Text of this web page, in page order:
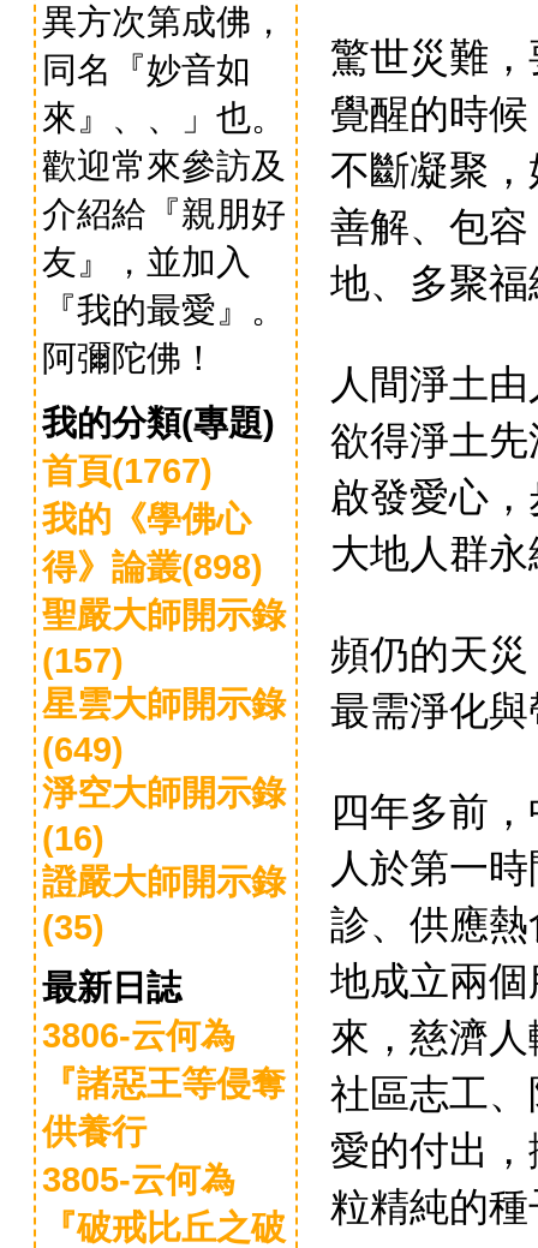
異方次第成佛，
同名『妙音如
來』、、」也。
歡迎常來參訪及
介紹給『親朋好
友』，並加入
『我的最愛』。
阿彌陀佛！
我的分類(專題)
首頁(1767)
我的《學佛心
得》論叢(898)
聖嚴大師開示錄
(157)
星雲大師開示錄
(649)
淨空大師開示錄
(16)
證嚴大師開示錄
(35)
最新日誌
3806-云何為
『諸惡王等侵奪
供養行
3805-云何為
『破戒比丘之破
驚世災難
覺醒的時
不斷凝聚
善解、包
地、多聚
人間淨土
欲得淨土
啟發愛心
大地人群
頻仍的天
最需淨化
四年多前
人於第一
診、供應
地成立兩
來，慈濟
社區志工
愛的付出
粒精純的